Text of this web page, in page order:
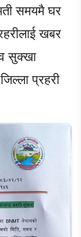
समयमै घर
खबर
सुक्खा
प्रहरी